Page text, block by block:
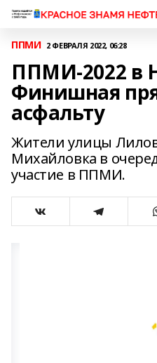
ППМИ 2 ФЕВРАЛЯ 2022, 06:28
ППМИ-2022 в
Финишная
асфальту
Жители улицы
Михайловка в
участие в ППМИ.